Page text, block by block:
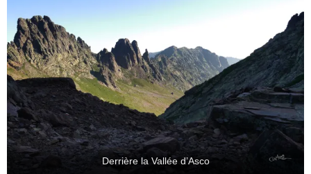
Derrière la Vallée d’Asco